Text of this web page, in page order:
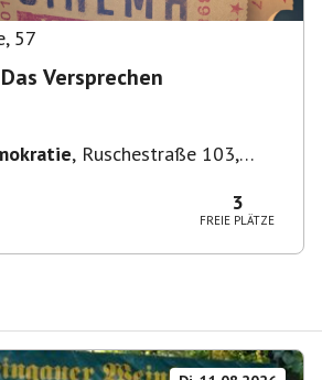
, 57
Versprechen
, Ruschestraße 103,
3
FREIE PLÄTZE